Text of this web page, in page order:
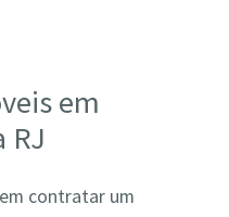
em
RJ
contratar um